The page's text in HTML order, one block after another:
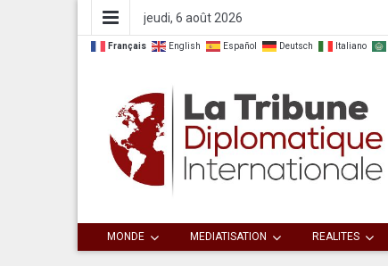
jeudi, 6 août 2026
Français English Español Deutsch Italiano
La Tribune
MONDE MEDIATISATION REALITES